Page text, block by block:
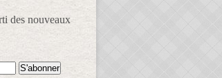
des nouveaux